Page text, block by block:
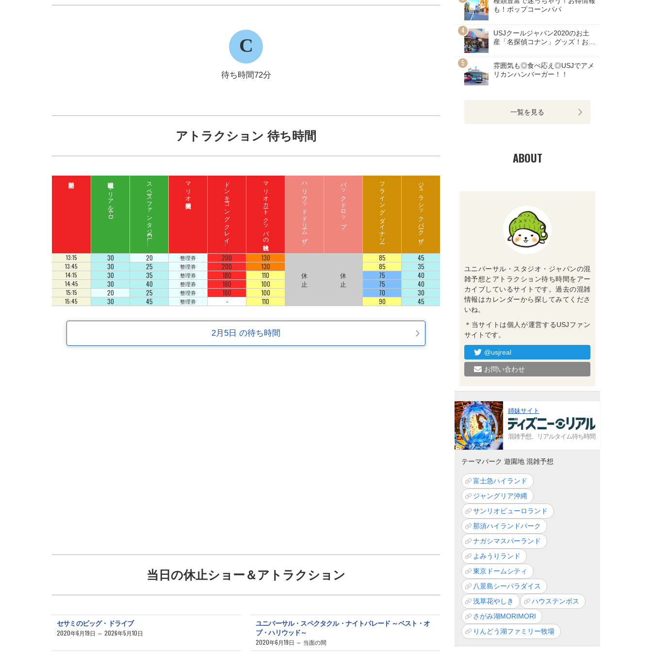
C
待ち時間72分
アトラクション 待ち時間
呪術廻戦 ザ リアル 4-D ス
ペ
ース
フ
ァ
ン
タ
ジ
ー
C
L
U
B
Z
E
D
D
マリオ入場整理券 ド
ン
キ
ーコ
ン
グ
ク
レ
イ
ジ
ート
ロ
ッ
コ
マリオカート クッパの挑戦状 ハ
リ
ウ
ッ
ド
ド
リ
ーム
ザ
ラ
イ
ド
バックドロップ フライング ダイナソー ジ
ュ
ラ
シ
ッ
ク
パ
ーク
ザ
ラ
イ
ド
13:15 30 20 整理券 200 130 85 45
13:45 30 25 整理券 200 130 85 35
14:15 30 35 整理券 180 110 休 休 75 40
14:45 30 40 整理券 180 100 止 止 75 40
15:15 20 25 整理券 180 100 70 30
15:45 30 45 整理券 - 110 90 45
2月5日 の待ち時間
当日の休止ショー＆アトラクション
セサミのビッグ・ドライブ
2020年6月19日 ～ 2026年5月10日
ユニバーサル・スペクタクル・ナイトパレード ～ベスト・オ
ブ・ハリウッド～
2020年6月19日 ～ 当面の間
も！ポップコーンパパ
USJクールジャパン2020のお土
産「名探偵コナン」グッズ！お値
雰囲気も◎食べ応え◎USJでアメ
リカンハンバーガー！！
一覧を見る
ABOUT
ユニバーサル・スタジオ・ジャパンの混
雑予想とアトラクション待ち時間をアー
カイブしているサイトです。過去の混雑
情報はカレンダーから探してみてくださ
いね。
＊当サイトは個人が運営するUSJファン
サイトです。
@usjreal
お問い合わせ
姉妹サイト
混雑予想、リアルタイム待ち時間
テーマパーク 遊園地 混雑予想
富士急ハイランド
ジャングリア沖縄
サンリオピューロランド
那須ハイランドパーク
ナガシマスパーランド
よみうりランド
東京ドームシティ
八景島シーパラダイス
浅草花やしき
ハウステンボス
さがみ湖MORIMORI
りんどう湖ファミリー牧場